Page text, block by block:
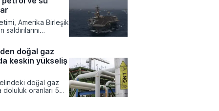
yıla kadar
Amerika Birleşik
petrol, elektrik ve
hedef alabileceğine
yayımladı.
çağrıda bulunan
Donald
saldırılardan
ve mevcut
yoluyla
doğal gaz
keskin yükseliş
doğal gaz
doluluk oranları 5
son 15